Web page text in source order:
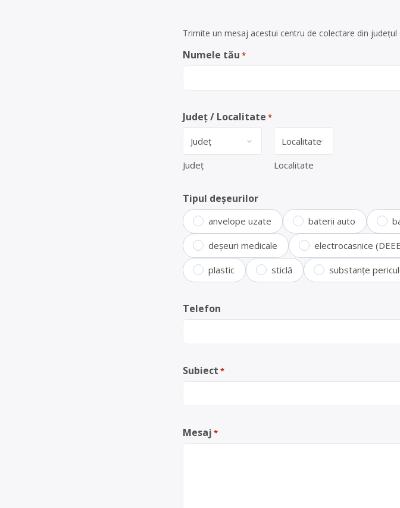
Trimite un mesaj acestui centru de colectare din județul
Numele tău *
Județ / Localitate *
Județ Localitate
Tipul deșeurilor
anvelope uzate baterii auto
deșeuri medicale electrocasnice
plastic sticlă substanțe
Telefon
Subiect *
Mesaj *